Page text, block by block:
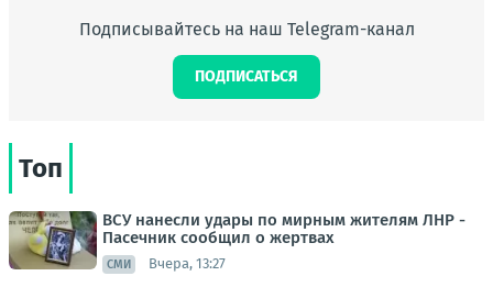
Подписывайтесь на наш Telegram-канал
ПОДПИСАТЬСЯ
Топ
ВСУ нанесли удары по мирным жителям ЛНР -
Пасечник сообщил о жертвах
СМИ Вчера, 13:27